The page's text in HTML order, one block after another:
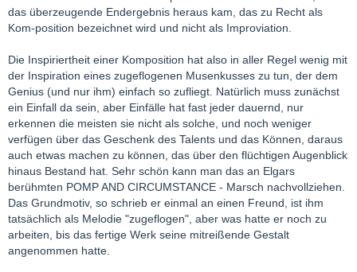
das überzeugende Endergebnis heraus kam, das zu Recht als
Kom-position bezeichnet wird und nicht als Improviation.
Die Inspiriertheit einer Komposition hat also in aller Regel wenig mit
der Inspiration eines zugeflogenen Musenkusses zu tun, der dem
Genius (und nur ihm) einfach so zufliegt. Natürlich muss zunächst
ein Einfall da sein, aber Einfälle hat fast jeder dauernd, nur
erkennen die meisten sie nicht als solche, und noch weniger
verfügen über das Geschenk des Talents und das Können, daraus
auch etwas machen zu können, das über den flüchtigen Augenblick
hinaus Bestand hat. Sehr schön kann man das an Elgars
berühmten POMP AND CIRCUMSTANCE - Marsch nachvollziehen.
Das Grundmotiv, so schrieb er einmal an einen Freund, ist ihm
tatsächlich als Melodie "zugeflogen", aber was hatte er noch zu
arbeiten, bis das fertige Werk seine mitreißende Gestalt
angenommen hatte.